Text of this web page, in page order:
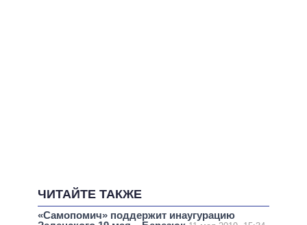
ЧИТАЙТЕ ТАКЖЕ
«Самопомич» поддержит инаугурацию